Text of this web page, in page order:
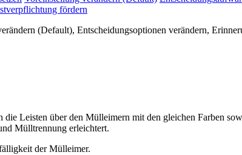
fördern
(Default), Entscheidungsoptionen verändern,
Leisten über den Mülleimern mit den gleichen Farben
Mülltrennung erleichtert.
der Mülleimer.